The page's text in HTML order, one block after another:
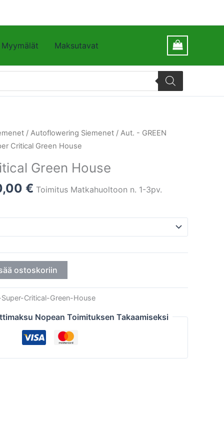
Myymälät Maksutavat
/ Autoflowering Siemenet / Aut. - GREEN
Critical Green House
Green House
€ Toimitus Matkahuoltoon n. 1-3pv.
ostoskoriin
Critical-Green-House
Nopean Toimituksen Takaamiseksi